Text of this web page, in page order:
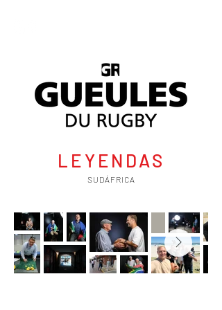
LEYENDAS
SUDÁFRICA